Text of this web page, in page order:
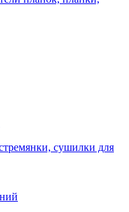
сушилки для